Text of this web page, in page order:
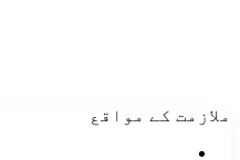
ملازمت کے مواقع